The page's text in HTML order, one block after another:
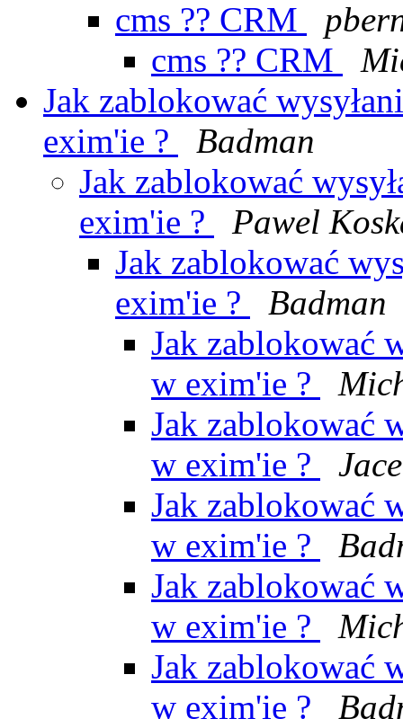
cms ?? CRM
cms ?? CRM
Jak zablokować
exim'ie ?
Badman
Jak zablokować
exim'ie ?
Pawel
Jak zablokować
exim'ie ?
Badman
Jak zablokować
w exim'ie ?
Jak zablokować
w exim'ie ?
Jak zablokować
w exim'ie ?
Jak zablokować
w exim'ie ?
Jak zablokować
w exim'ie ?